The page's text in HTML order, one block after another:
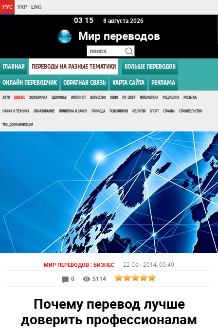
РУС УКР ENG
03 15 8 августа 2026
Мир переводов
ГЛАВНАЯ ПЕРЕВОДЫ НА РАЗНЫЕ ТЕМАТИКИ БОЛЬШЕ ПЕРЕВОДОВ
ОНЛАЙН ПЕРЕВОДЧИК ОБРАТНАЯ СВЯЗЬ КАРТА САЙТА РЕКЛАМА
АВТО БИЗНЕС ЭКОНОМИКА ЗДОРОВЬЕ ИНТЕРНЕТ ИСКУССТВО КИНО ПК, СОФТ ЛИТЕРАТУРА МЕДИЦИНА МУЗЫКА
НАУКА И ТЕХНИКА ОБРАЗОВАНИЕ ПОЛИТИКА И ЗАКОН ПРИРОДА ПСИХОЛОГИЯ РЕЛИГИЯ СПОРТ СТРАНЫ СТРОИТЕЛЬСТВО
ТЕХ. ДОКУМЕНТАЦИЯ
МИР ПЕРЕВОДОВ : БИЗНЕС 22 Сен 2014 , 00:49
0
5114
Почему перевод лучше
доверить профессионалам